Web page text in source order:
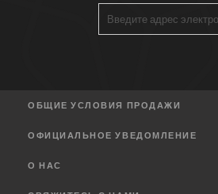
ОБЩИЕ УСЛОВИЯ ПРОДАЖИ
ОФИЦИАЛЬНОЕ УВЕДОМЛЕНИЕ
О НАС